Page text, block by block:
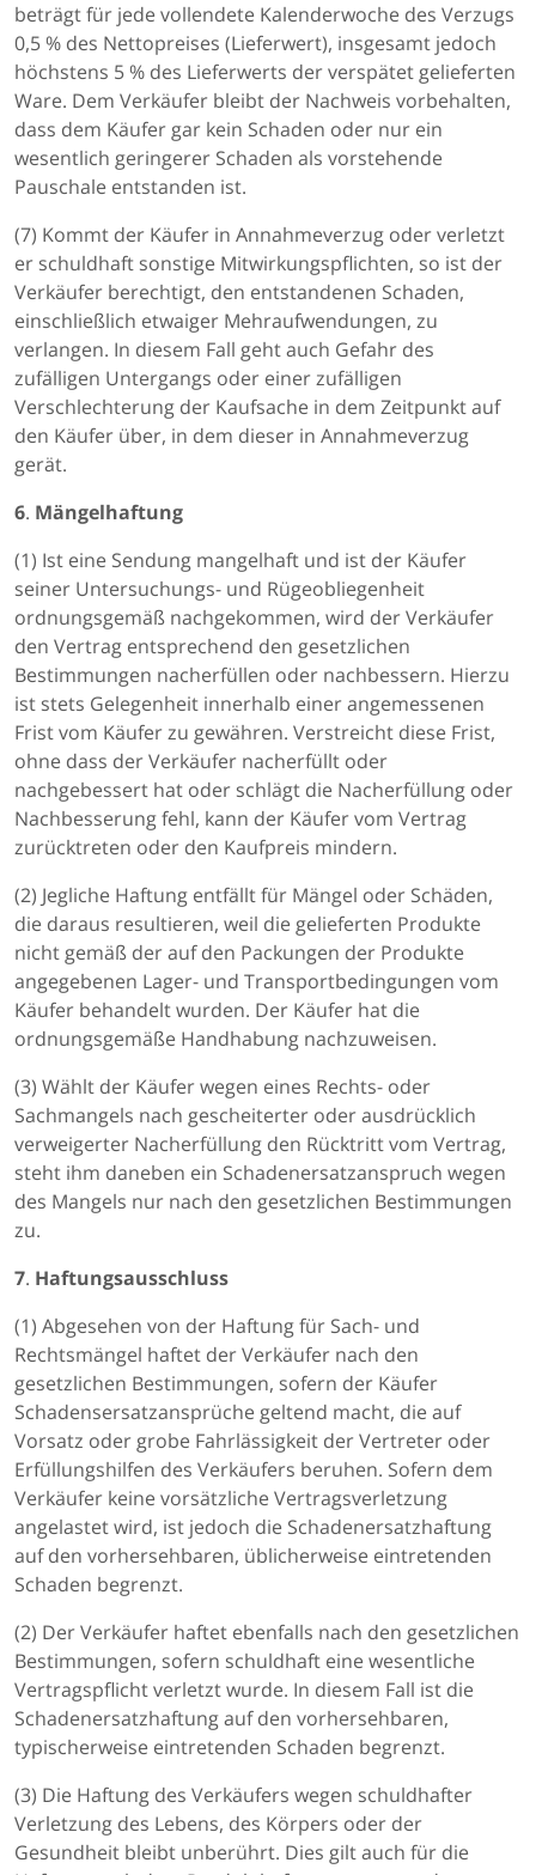
beträgt für jede vollendete Kalenderwoche des Verzugs
0,5 % des Nettopreises (Lieferwert), insgesamt jedoch
höchstens 5 % des Lieferwerts der verspätet gelieferten
Ware. Dem Verkäufer bleibt der Nachweis vorbehalten,
dass dem Käufer gar kein Schaden oder nur ein
wesentlich geringerer Schaden als vorstehende
Pauschale entstanden ist.
(7) Kommt der Käufer in Annahmeverzug oder verletzt
er schuldhaft sonstige Mitwirkungspflichten, so ist der
Verkäufer berechtigt, den entstandenen Schaden,
einschließlich etwaiger Mehraufwendungen, zu
verlangen. In diesem Fall geht auch Gefahr des
zufälligen Untergangs oder einer zufälligen
Verschlechterung der Kaufsache in dem Zeitpunkt auf
den Käufer über, in dem dieser in Annahmeverzug
gerät.
6. Mängelhaftung
(1) Ist eine Sendung mangelhaft und ist der Käufer
seiner Untersuchungs- und Rügeobliegenheit
ordnungsgemäß nachgekommen, wird der Verkäufer
den Vertrag entsprechend den gesetzlichen
Bestimmungen nacherfüllen oder nachbessern. Hierzu
ist stets Gelegenheit innerhalb einer angemessenen
Frist vom Käufer zu gewähren. Verstreicht diese Frist,
ohne dass der Verkäufer nacherfüllt oder
nachgebessert hat oder schlägt die Nacherfüllung oder
Nachbesserung fehl, kann der Käufer vom Vertrag
zurücktreten oder den Kaufpreis mindern.
(2) Jegliche Haftung entfällt für Mängel oder Schäden,
die daraus resultieren, weil die gelieferten Produkte
nicht gemäß der auf den Packungen der Produkte
angegebenen Lager- und Transportbedingungen vom
Käufer behandelt wurden. Der Käufer hat die
ordnungsgemäße Handhabung nachzuweisen.
(3) Wählt der Käufer wegen eines Rechts- oder
Sachmangels nach gescheiterter oder ausdrücklich
verweigerter Nacherfüllung den Rücktritt vom Vertrag,
steht ihm daneben ein Schadenersatzanspruch wegen
des Mangels nur nach den gesetzlichen Bestimmungen
zu.
7. Haftungsausschluss
(1) Abgesehen von der Haftung für Sach- und
Rechtsmängel haftet der Verkäufer nach den
gesetzlichen Bestimmungen, sofern der Käufer
Schadensersatzansprüche geltend macht, die auf
Vorsatz oder grobe Fahrlässigkeit der Vertreter oder
Erfüllungshilfen des Verkäufers beruhen. Sofern dem
Verkäufer keine vorsätzliche Vertragsverletzung
angelastet wird, ist jedoch die Schadenersatzhaftung
auf den vorhersehbaren, üblicherweise eintretenden
Schaden begrenzt.
(2) Der Verkäufer haftet ebenfalls nach den gesetzlichen
Bestimmungen, sofern schuldhaft eine wesentliche
Vertragspflicht verletzt wurde. In diesem Fall ist die
Schadenersatzhaftung auf den vorhersehbaren,
typischerweise eintretenden Schaden begrenzt.
(3) Die Haftung des Verkäufers wegen schuldhafter
Verletzung des Lebens, des Körpers oder der
Gesundheit bleibt unberührt. Dies gilt auch für die